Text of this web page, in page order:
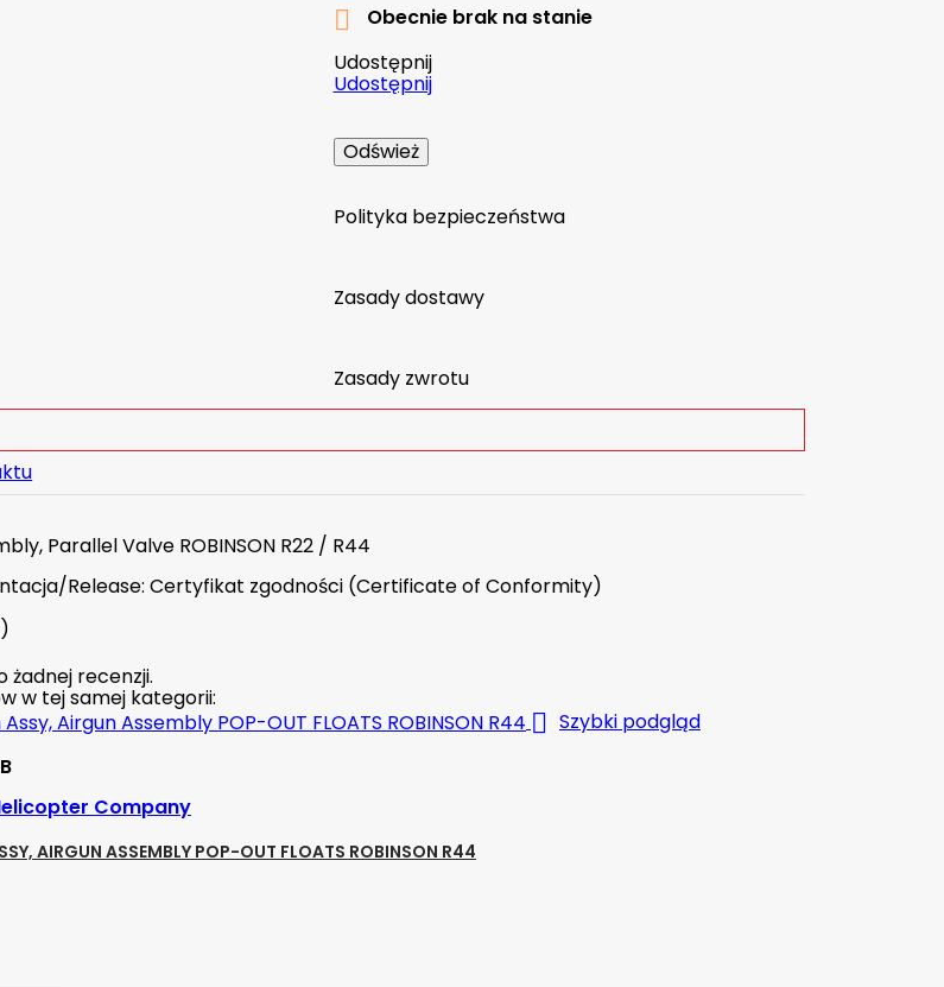

Obecnie brak na stanie
Udostępnij
Udostępnij
Polityka bezpieczeństwa
Zasady dostawy
Zasady zwrotu
Parallel Valve ROBINSON R22 / R44
Release: Certyfikat zgodności (Certificate of Conformity)
żadnej recenzji.
w tej samej kategorii:
 Szybki podgląd
Company
AIRGUN ASSEMBLY POP-OUT FLOATS ROBINSON R44